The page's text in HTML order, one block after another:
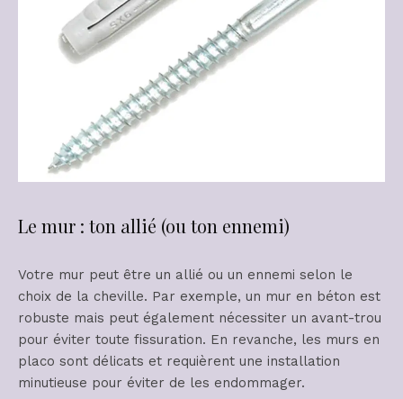
Le mur : ton allié (ou ton ennemi)
Votre mur peut être un allié ou un ennemi selon le
choix de la cheville. Par exemple, un mur en béton est
robuste mais peut également nécessiter un avant-trou
pour éviter toute fissuration. En revanche, les murs en
placo sont délicats et requièrent une installation
minutieuse pour éviter de les endommager.